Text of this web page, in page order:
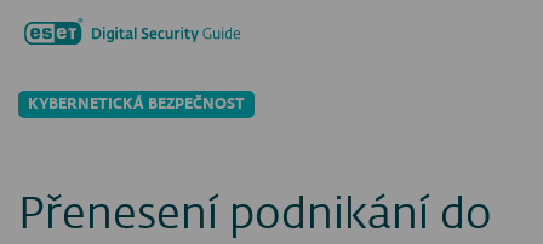
KYBERNETICKÁ BEZPEČNOST
Přenesení podnikání do